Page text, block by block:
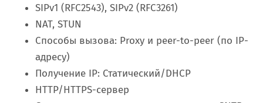
SIPv1 (RFC2543), SIPv2 (RFC3261)
NAT, STUN
Способы вызова: Proxy и peer-to-peer (по IP-
адресу)
Получение IP: Статический/DHCP
HTTP/HTTPS-сервер